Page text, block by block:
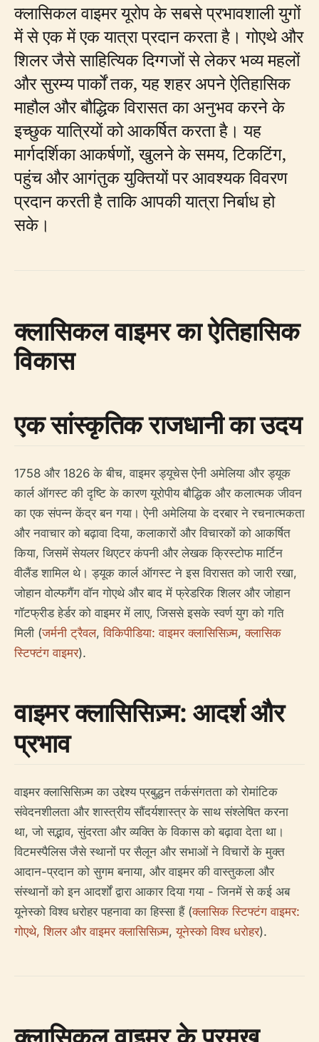
क्लासिकल वाइमर यूरोप के सबसे प्रभावशाली युगों
में से एक में एक यात्रा प्रदान करता है। गोएथे और
शिलर जैसे साहित्यिक दिग्गजों से लेकर भव्य महलों
और सुरम्य पार्कों तक, यह शहर अपने ऐतिहासिक
माहौल और बौद्धिक विरासत का अनुभव करने के
इच्छुक यात्रियों को आकर्षित करता है। यह
मार्गदर्शिका आकर्षणों, खुलने के समय, टिकटिंग,
पहुंच और आगंतुक युक्तियों पर आवश्यक विवरण
प्रदान करती है ताकि आपकी यात्रा निर्बाध हो
सके।
क्लासिकल वाइमर का ऐतिहासिक
विकास
एक सांस्कृतिक राजधानी का उदय
1758 और 1826 के बीच, वाइमर ड्यूचेस ऐनी अमेलिया और ड्यूक
कार्ल ऑगस्ट की दृष्टि के कारण यूरोपीय बौद्धिक और कलात्मक जीवन
का एक संपन्न केंद्र बन गया। ऐनी अमेलिया के दरबार ने रचनात्मकता
और नवाचार को बढ़ावा दिया, कलाकारों और विचारकों को आकर्षित
किया, जिसमें सेयलर थिएटर कंपनी और लेखक क्रिस्टोफ मार्टिन
वीलैंड शामिल थे। ड्यूक कार्ल ऑगस्ट ने इस विरासत को जारी रखा,
जोहान वोल्फगैंग वॉन गोएथे और बाद में फ्रेडरिक शिलर और जोहान
गॉटफ्रीड हेर्डर को वाइमर में लाए, जिससे इसके स्वर्ण युग को गति
मिली (जर्मनी ट्रैवल,विकिपीडिया: वाइमर क्लासिसिज़्म,क्लासिक
स्टिफ्टंग वाइमर).
वाइमर क्लासिसिज़्म: आदर्श और
प्रभाव
वाइमर क्लासिसिज़्म का उद्देश्य प्रबुद्धन तर्कसंगतता को रोमांटिक
संवेदनशीलता और शास्त्रीय सौंदर्यशास्त्र के साथ संश्लेषित करना
था, जो सद्भाव, सुंदरता और व्यक्ति के विकास को बढ़ावा देता था।
विटमस्पैलिस जैसे स्थानों पर सैलून और सभाओं ने विचारों के मुक्त
आदान-प्रदान को सुगम बनाया, और वाइमर की वास्तुकला और
संस्थानों को इन आदर्शों द्वारा आकार दिया गया - जिनमें से कई अब
यूनेस्को विश्व धरोहर पहनावा का हिस्सा हैं (क्लासिक स्टिफ्टंग वाइमर:
गोएथे, शिलर और वाइमर क्लासिसिज़्म,यूनेस्को विश्व धरोहर).